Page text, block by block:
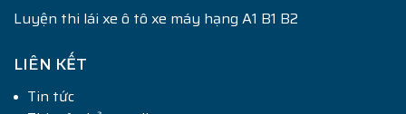
Luyện thi lái xe ô tô xe máy hạng A1 B1 B2
LIÊN KẾT
Tin tức